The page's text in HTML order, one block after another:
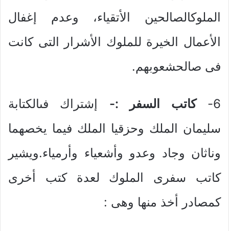
الملوكالصالحين الأتقياء، وعدم إغفال
الأعمال الخيرة للملوك الأشرار التى كانت
فى صالحشعوبهم.
6- كاتب السفر :- إشتراك فىالكتابة
سليمان الملك وحزقيا الملك فيما يخصهما
وناثان وجاد وعدو وأشعياء وأرمياء.ويشير
كاتب سفرى الملوك لعدة كتب أخرى
كمصادر أخذ منها وهى :